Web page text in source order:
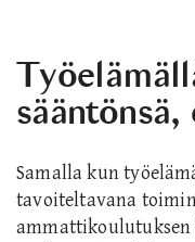
Samalla kun
tavoiteltavana